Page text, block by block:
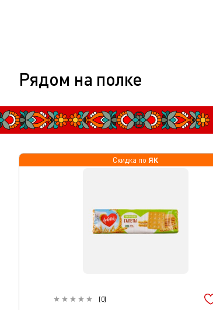
Рядом на полке
Скидка по ЯК
(0)